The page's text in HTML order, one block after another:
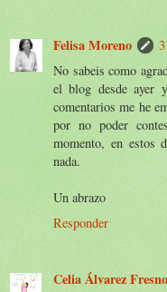
Felisa Moreno
No sabeis como
el blog desde ayer
comentarios me he
por no poder
momento, en estos
nada.
Un abrazo
Responder
Celia Álvarez Fresno